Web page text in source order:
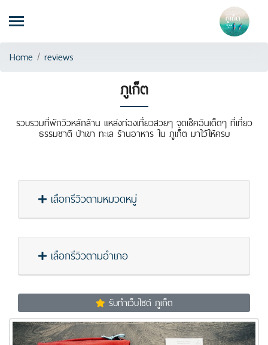
Home / reviews
ภูเก็ต
รวบรวมที่พักวิวหลักล้าน แหล่งท่องเที่ยวสวยๆ จุดเช็คอินเด็ดๆ ที่เที่ยว
ธรรมชาติ ป่าเขา ทะเล ร้านอาหาร ใน ภูเก็ต มาใว้ให้ครบ
เลือกรีวิวตามหมวดหมู่
เลือกรีวิวตามอำเภอ
รับทำเว็บไซต์ ภูเก็ต